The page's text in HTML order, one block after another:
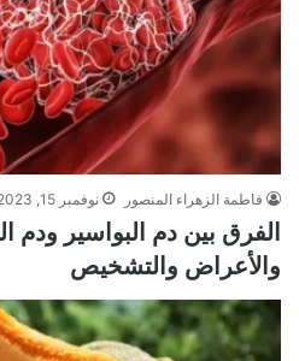
فاطمة الزهراء المنصور نوفمبر 15, 2023
الفرق بين دم البواسير ودم
والأعراض والتشخيص